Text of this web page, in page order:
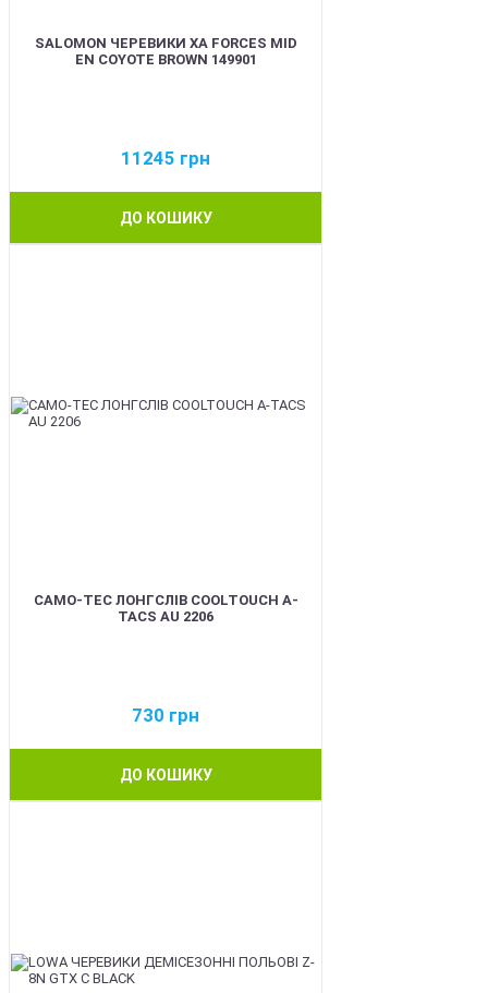
SALOMON ЧЕРЕВИКИ XA FORCES MID
EN COYOTE BROWN 149901
11245 грн
ДО КОШИКУ
CAMO-TEC ЛОНГСЛІВ COOLTOUCH A-
TACS AU 2206
730 грн
ДО КОШИКУ